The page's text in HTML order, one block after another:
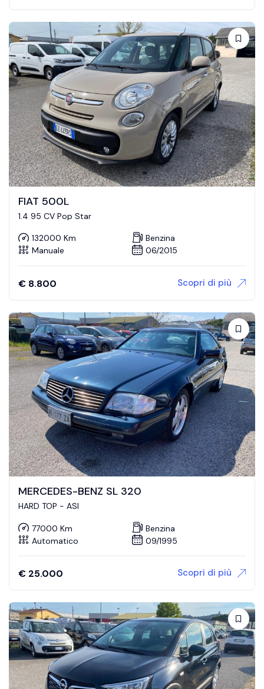
FIAT 500L
1.4 95 CV Pop Star
132000 Km
Benzina
Manuale
06/2015
€ 8.800 Scopri di più
MERCEDES-BENZ SL 320
HARD TOP - ASI
77000 Km
Benzina
Automatico
09/1995
€ 25.000 Scopri di più